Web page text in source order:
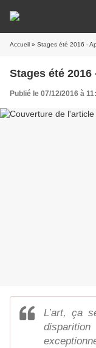
Accueil » Stages été 2016 -
Stages été
Publié le 07/12/2016 à
L’art, ça